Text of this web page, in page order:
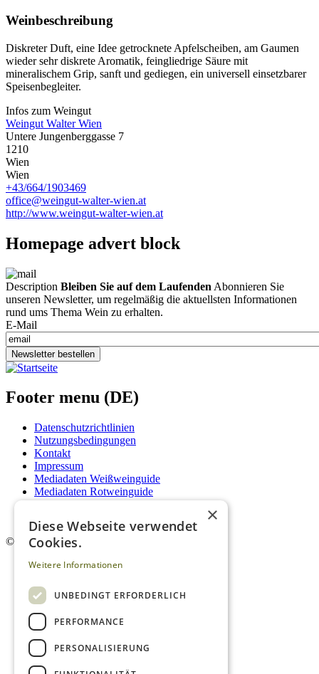
Weinbeschreibung
Diskreter Duft, eine Idee getrocknete Apfelscheiben, am Gaumen
wieder sehr diskrete Aromatik, feingliedrige Säure mit
mineralischem Grip, sanft und gediegen, ein universell einsetzbarer
Speisenbegleiter.
Infos zum Weingut
Weingut Walter Wien
Untere Jungenberggasse 7
1210
Wien
Wien
+43/664/1903469
office@weingut-walter-wien.at
http://www.weingut-walter-wien.at
Homepage advert block
Description Bleiben Sie auf dem Laufenden Abonnieren Sie
unseren Newsletter, um regelmäßig die aktuellsten Informationen
rund ums Thema Wein zu erhalten.
E-Mail
Newsletter bestellen
Footer menu (DE)
Datenschutzrichtlinien
Nutzungsbedingungen
Kontakt
Impressum
Mediadaten Weißweinguide
Mediadaten Rotweinguide
AGB
© 2026. Alle Rechte vorbehalten.
×
Diese Webseite verwendet
Cookies.
Weitere Informationen
UNBEDINGT ERFORDERLICH
PERFORMANCE
PERSONALISIERUNG